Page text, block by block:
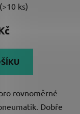
hodnocení
produktu
(>10 ks)
rovnoměrné
Dobře